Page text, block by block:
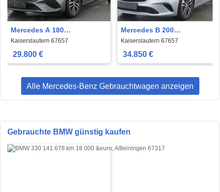
Mercedes A 180
Progressive Line Advanced
*R.-Kamera*
Kaiserslautern 67657
29.800 €
Mercedes B 200
Progressive*AHK*
Kaiserslautern 67657
34.850 €
Alle Mercedes-Benz Gebrauchtwagen anzeigen
Gebrauchte BMW günstig kaufen